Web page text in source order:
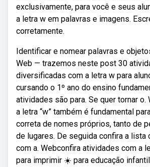
exclusivamente, para você e seus
a letra w em palavras e imagens.
corretamente.
Identificar e nomear palavras e
Web — trazemos neste post 30
diversificadas com a letra w para
cursando o 1º ano do ensino
atividades são para. Se quer tornar o.
a letra “w” também é fundamental
correta de nomes próprios, tanto de
de lugares. De seguida confira a lista
com a. Webconfira atividades com a
para imprimir ☀️ para educação